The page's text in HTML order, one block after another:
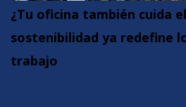
¿Tu oficina también cuida
sostenibilidad ya redefine
trabajo